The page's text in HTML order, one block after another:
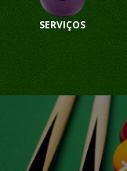
SERVIÇOS